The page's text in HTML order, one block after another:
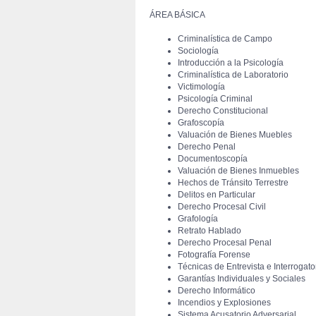
ÁREA BÁSICA
Criminalística de Campo
Sociología
Introducción a la Psicología
Criminalística de Laboratorio
Victimología
Psicología Criminal
Derecho Constitucional
Grafoscopía
Valuación de Bienes Muebles
Derecho Penal
Documentoscopía
Valuación de Bienes Inmuebles
Hechos de Tránsito Terrestre
Delitos en Particular
Derecho Procesal Civil
Grafología
Retrato Hablado
Derecho Procesal Penal
Fotografía Forense
Técnicas de Entrevista e
Garantías Individuales y Sociales
Derecho Informático
Incendios y Explosiones